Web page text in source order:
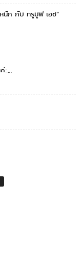
นัก กับ ทรูมูฟ เอช”
ะ…